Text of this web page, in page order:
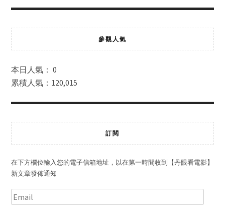
參觀人氣
本日人氣： 0
累積人氣：120,015
訂閱
在下方欄位輸入您的電子信箱地址，以在第一時間收到【丹眼看電影】
新文章發佈通知